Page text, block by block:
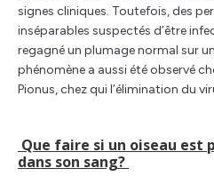
signes cliniques. Toutefois, des
inséparables suspectés d’être
regagné un plumage normal sur
phénomène a aussi été observé
Pionus, chez qui l’élimination du
Que faire si un oiseau est
dans son sang?